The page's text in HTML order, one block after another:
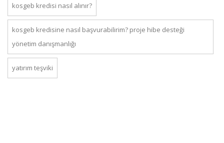
kosgeb kredisi nasıl alınır?
kosgeb kredisine nasıl başvurabilirim? proje hibe desteği
yönetim danışmanlığı
yatırım teşviki